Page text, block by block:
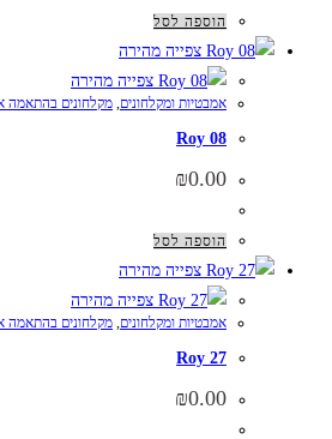
הוספה לסל
צפייה מהירה
צפייה מהירה
אמבטיות ומקלחונים מקלחונים בהתאמה
Roy 08
₪0.00
הוספה לסל
צפייה מהירה
צפייה מהירה
אמבטיות ומקלחונים, מקלחונים בהתאמה
Roy 27
₪0.00